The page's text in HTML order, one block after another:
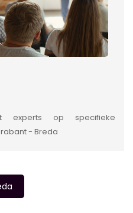
experts op specifieke
- Breda